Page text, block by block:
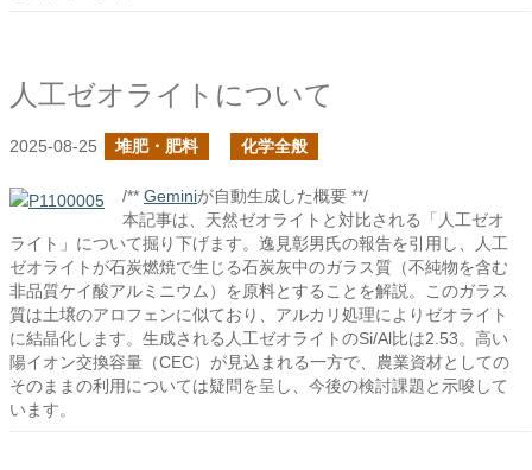
人工ゼオライトについて
2025-08-25 堆肥・肥料 化学全般
/** Geminiが自動生成した概要 **/
本記事は、天然ゼオライトと対比される「人工ゼオ
ライト」について掘り下げます。逸見彰男氏の報告を引用し、人工
ゼオライトが石炭燃焼で生じる石炭灰中のガラス質（不純物を含む
非品質ケイ酸アルミニウム）を原料とすることを解説。このガラス
質は土壌のアロフェンに似ており、アルカリ処理によりゼオライト
に結晶化します。生成される人工ゼオライトのSi/Al比は2.53。高い
陽イオン交換容量（CEC）が見込まれる一方で、農業資材としての
そのままの利用については疑問を呈し、今後の検討課題と示唆して
います。